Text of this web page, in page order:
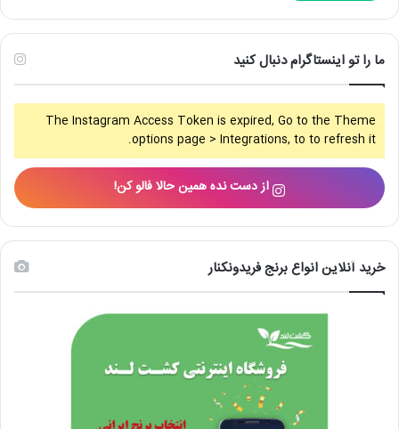
ما را تو اینستاگرام دنبال کنید
The Instagram Access Token is expired, Go to the Theme
options page > Integrations, to to refresh it.
از دست نده همین حالا فالو کن!
خرید آنلاین انواع برنج فریدونکنار